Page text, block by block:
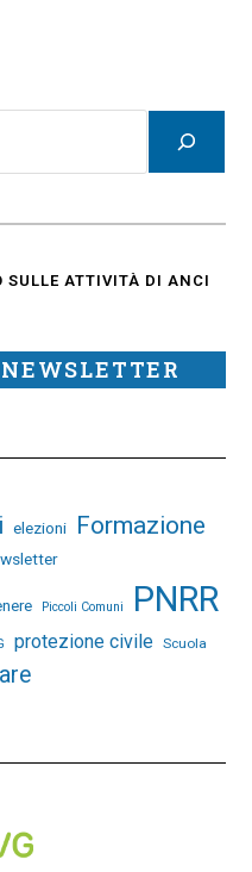
SULLE ATTIVITÀ DI ANCI
elezioni Formazione
Piccoli Comuni PNRR
protezione civile Scuola